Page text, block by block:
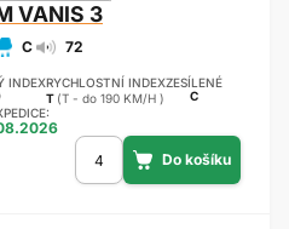
VANIS 3
C 72
INDEXRYCHLOSTNÍ INDEX
T (T - do 190 KM/H )
ZESÍLENÉ
C